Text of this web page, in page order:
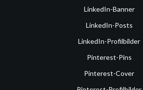
LinkedIn-Banner
LinkedIn-Posts
LinkedIn-Profilbilder
Pinterest-Pins
Pinterest-Cover